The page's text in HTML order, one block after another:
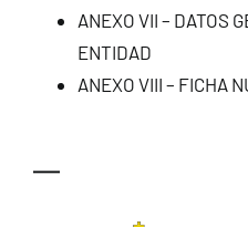
ANEXO VII – DATOS
ENTIDAD
ANEXO VIII – FICHA
—